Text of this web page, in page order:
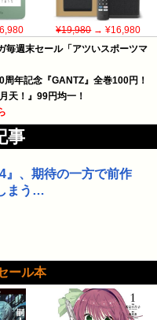
¥19,980→ ¥16,980
毎週末セール「アツいスポーツマ
周年記念『GANTZ』全巻100円！
天！』99円均一！
事
』、期待の一方で前作
まう…
ール本